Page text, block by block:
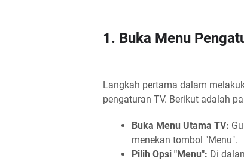
1. Buka Menu
Langkah pertama dalam
pengaturan TV. Berikut adalah
Buka Menu Utama TV:
menekan tombol "Menu".
Pilih Opsi "Menu": Di